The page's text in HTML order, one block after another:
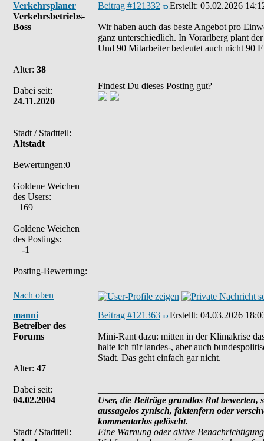
Verkehrsplaner
Verkehrsbetriebs-
Boss
Alter: 38
Dabei seit:
24.11.2020
Stadt / Stadtteil:
Altstadt
Bewertungen:0
Goldene Weichen
des Users:
169
Goldene Weichen
des Postings:
-1
Posting-Bewertung:
Beitrag #121332 Erstellt: 05.02.2026
Wir haben auch das beste Angebot pro
ganz unterschiedlich. In Vorarlberg plant
Und 90 Mitarbeiter bedeutet auch nicht 90
Findest Du dieses Posting gut?
Nach oben
manni
Betreiber des
Forums
Alter: 47
Dabei seit:
04.02.2004
Stadt / Stadtteil:
Beitrag #121363 Erstellt: 04.03.2026
Mini-Rant dazu: mitten in der Klimakrise
halte ich für landes-, aber auch
Stadt. Das geht einfach gar nicht.
User, die Beiträge grundlos Rot
aussagelos zynisch, faktenfern oder
kommentarlos gelöscht.
Eine Warnung oder aktive